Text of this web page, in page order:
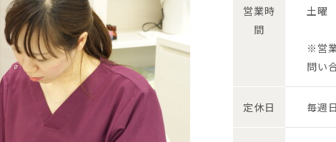
営業時
間
土
※営
問い
定休日 毎週